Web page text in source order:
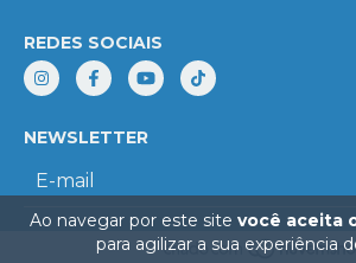
Ao navegar por este site você aceita
para agilizar a sua experiência
REDES SOCIAIS
NEWSLETTER